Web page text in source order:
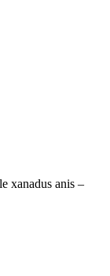
xanadus anis –